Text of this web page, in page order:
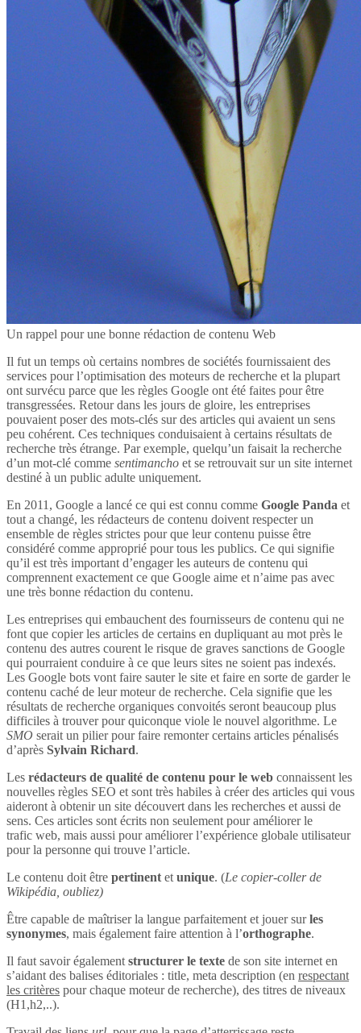
Un rappel pour une bonne rédaction de contenu Web
Il fut un temps où certains nombres de sociétés fournissaient des
services pour l’optimisation des moteurs de recherche et la plupart
ont survécu parce que les règles Google ont été faites pour être
transgressées. Retour dans les jours de gloire, les entreprises
pouvaient poser des mots-clés sur des articles qui avaient un sens
peu cohérent. Ces techniques conduisaient à certains résultats de
recherche très étrange. Par exemple, quelqu’un faisait la recherche
d’un mot-clé comme sentimancho et se retrouvait sur un site internet
destiné à un public adulte uniquement.
En 2011, Google a lancé ce qui est connu comme Google Panda et
tout a changé, les rédacteurs de contenu doivent respecter un
ensemble de règles strictes pour que leur contenu puisse être
considéré comme approprié pour tous les publics. Ce qui signifie
qu’il est très important d’engager les auteurs de contenu qui
comprennent exactement ce que Google aime et n’aime pas avec
une très bonne rédaction du contenu.
Les entreprises qui embauchent des fournisseurs de contenu qui ne
font que copier les articles de certains en dupliquant au mot près le
contenu des autres courent le risque de graves sanctions de Google
qui pourraient conduire à ce que leurs sites ne soient pas indexés.
Les Google bots vont faire sauter le site et faire en sorte de garder le
contenu caché de leur moteur de recherche. Cela signifie que les
résultats de recherche organiques convoités seront beaucoup plus
difficiles à trouver pour quiconque viole le nouvel algorithme. Le
SMO serait un pilier pour faire remonter certains articles pénalisés
d’après Sylvain Richard.
Les rédacteurs de qualité de contenu pour le web connaissent les
nouvelles règles SEO et sont très habiles à créer des articles qui vous
aideront à obtenir un site découvert dans les recherches et aussi de
sens. Ces articles sont écrits non seulement pour améliorer le
trafic web, mais aussi pour améliorer l’expérience globale utilisateur
pour la personne qui trouve l’article.
Le contenu doit être pertinent et unique. (Le copier-coller de
Wikipédia, oubliez)
Être capable de maîtriser la langue parfaitement et jouer surles
synonymes, mais également faire attention à l’orthographe.
Il faut savoir également structurer le texte de son site internet en
s’aidant des balises éditoriales : title, meta description (en respectant
les critères pour chaque moteur de recherche), des titres de niveaux
(H1,h2,..).